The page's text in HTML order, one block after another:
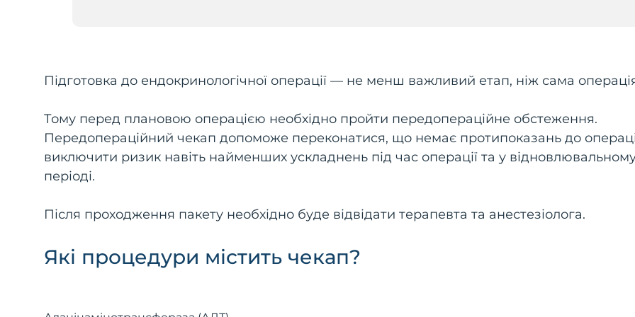
Підготовка до ендокринологічної операції — не менш важливий етап, ніж сама
Тому перед плановою операцією необхідно пройти передопераційне обстеження.
Передопераційний чекап допоможе переконатися, що немає протипоказань до
виключити ризик навіть найменших ускладнень під час операції та у
періоді.
Після проходження пакету необхідно буде відвідати терапевта та анестезіолога.
Які процедури містить чекап?